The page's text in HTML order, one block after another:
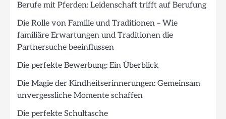
Berufe mit Pferden: Leidenschaft trifft auf Berufung
Die Rolle von Familie und Traditionen – Wie
familiäre Erwartungen und Traditionen die
Partnersuche beeinflussen
Die perfekte Bewerbung: Ein Überblick
Die Magie der Kindheitserinnerungen: Gemeinsam
unvergessliche Momente schaffen
Die perfekte Schultasche